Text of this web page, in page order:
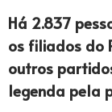
Há 2.837
os filiados do
outros
legenda pela